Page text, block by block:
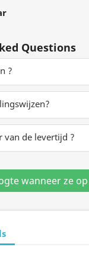
Questions
?
van de levertijd ?